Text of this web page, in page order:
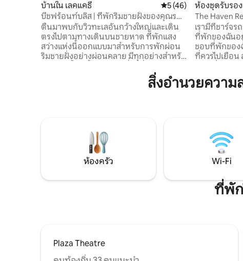
บ้านใน เลคแคธี คะแนนเฉลี่ย 5 จาก 5, 46
5 (46)
บีชฟร้อนท์บลิส | ที่พักริมชายฝั่งของคุณรอ
อยู่
ตื่นมาพบกับวิวทะเลอันกว้างใหญ่และเดิน
ตรงไปตามทางเดินบนชายหาด ที่พักแสง
สว่างแห่งนี้ออกแบบมาสำหรับการพักผ่อน
ริมชายฝั่งอย่างผ่อนคลาย มีทุกอย่างสำหรับ
พระอาทิตย์ตกบนดาดฟ้า และความสะดวก
สบายของการชาร์จรถยนต์ไฟฟ้าภายใน
และคาเฟ่ในท้องถิ่น หรือเพียงแค่พักผ่อน
และดื่มด่ำกับบรรยากาศสบายๆ ของมิด
ห้องชุดรับรอ
เวน
The Haven
เรามีที่ชาร์จ
ที่พักของฉันอ
ชอบที่พักของ
ที่ควรไปเยือ
อย่าง...ให้คุณ
ทำมากมาย เ
เฮเวนอยู่ครึ่
สิ่งอำนวยควา
ห้องครัว Wi-Fi
ที่พั
Plaza Theatre